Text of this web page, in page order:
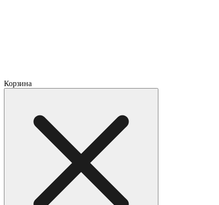
Корзина